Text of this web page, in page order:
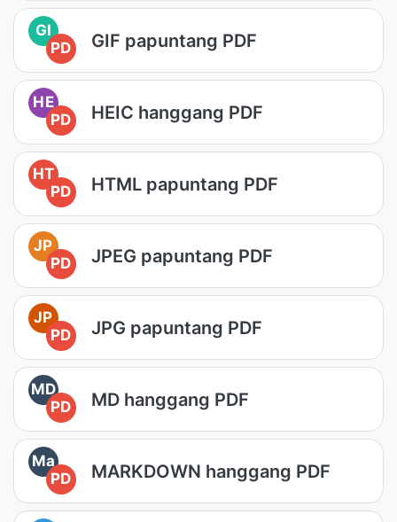
GI
PD
GIF papuntang PDF
HE
PD
HEIC hanggang PDF
HT
PD
HTML papuntang PDF
JP
PD
JPEG papuntang PDF
JP
PD
JPG papuntang PDF
MD
PD
MD hanggang PDF
Ma
PD
MARKDOWN hanggang PDF